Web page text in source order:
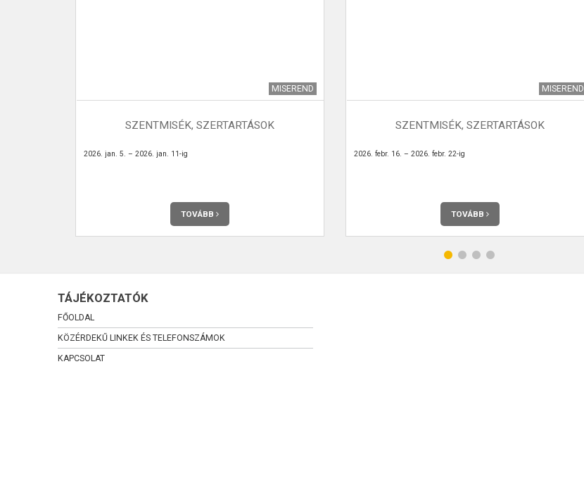
MISEREND
SZENTMISÉK, SZERTARTÁSOK
2026. jan. 5. – 2026. jan. 11-ig
TOVÁBB
MISEREND
SZENTMISÉK, SZERTARTÁSOK
2026. febr. 16. – 2026. febr. 22-ig
TOVÁBB
TÁJÉKOZTATÓK
FŐOLDAL
KÖZÉRDEKŰ LINKEK ÉS TELEFONSZÁMOK
KAPCSOLAT